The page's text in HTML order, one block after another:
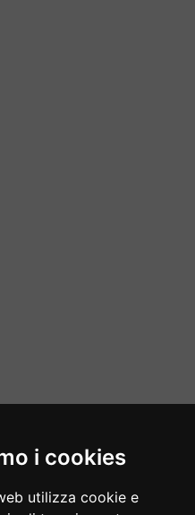
i cookies
utilizza cookie e